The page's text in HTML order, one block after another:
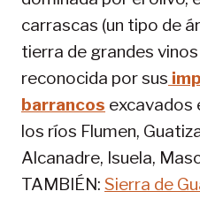
carrascas (un tipo de
tierra de grandes
reconocida por sus
barrancos excavados
los ríos Flumen,
Alcanadre, Isuela,
TAMBIÉN: Sierra de